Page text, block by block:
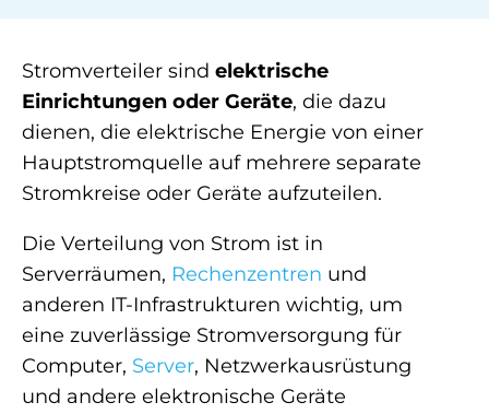
Stromverteiler sind elektrische
Einrichtungen oder Geräte, die dazu
dienen, die elektrische Energie von einer
Hauptstromquelle auf mehrere separate
Stromkreise oder Geräte aufzuteilen.
Die Verteilung von Strom ist in
Serverräumen, Rechenzentren und
anderen IT-Infrastrukturen wichtig, um
eine zuverlässige Stromversorgung für
Computer, Server, Netzwerkausrüstung
und andere elektronische Geräte